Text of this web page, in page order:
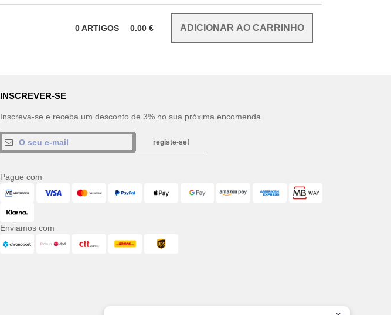
0ARTIGOS 0.00 €
INSCREVER-SE
Inscreva-se e receba um desconto de 3% no sua próxima encomenda
registe-se!
Pague com
Enviamos com